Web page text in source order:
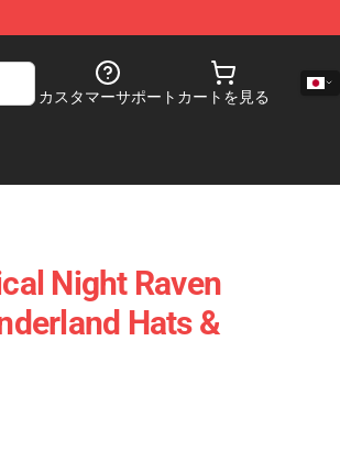
カスタマーサポート カートを見る
Night Raven
Hats &